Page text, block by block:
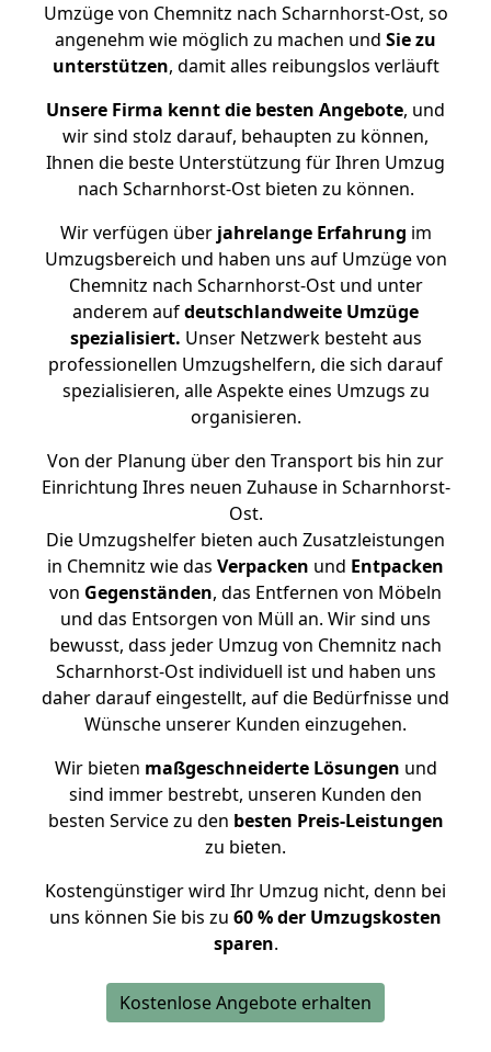
Umzüge von Chemnitz nach Scharnhorst-Ost, so
angenehm wie möglich zu machen und Sie zu
unterstützen, damit alles reibungslos verläuft
Unsere Firma kennt die besten Angebote, und
wir sind stolz darauf, behaupten zu können,
Ihnen die beste Unterstützung für Ihren Umzug
nach Scharnhorst-Ost bieten zu können.
Wir verfügen überjahrelange Erfahrung im
Umzugsbereich und haben uns auf Umzüge von
Chemnitz nach Scharnhorst-Ost und unter
anderem aufdeutschlandweite Umzüge
spezialisiert. Unser Netzwerk besteht aus
professionellen Umzugshelfern, die sich darauf
spezialisieren, alle Aspekte eines Umzugs zu
organisieren.
Von der Planung über den Transport bis hin zur
Einrichtung Ihres neuen Zuhause in Scharnhorst-
Ost.
Die Umzugshelfer bieten auch Zusatzleistungen
in Chemnitz wie das Verpacken und Entpacken
von Gegenständen, das Entfernen von Möbeln
und das Entsorgen von Müll an. Wir sind uns
bewusst, dass jeder Umzug von Chemnitz nach
Scharnhorst-Ost individuell ist und haben uns
daher darauf eingestellt, auf die Bedürfnisse und
Wünsche unserer Kunden einzugehen.
Wir bieten maßgeschneiderte Lösungen und
sind immer bestrebt, unseren Kunden den
besten Service zu den besten Preis-Leistungen
zu bieten.
Kostengünstiger wird Ihr Umzug nicht, denn bei
uns können Sie bis zu 60 % der Umzugskosten
sparen.
Kostenlose Angebote erhalten